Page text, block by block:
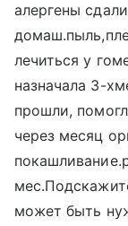
алергены
лечиться у
назначала 3-
прошли,
через месяц
может быть